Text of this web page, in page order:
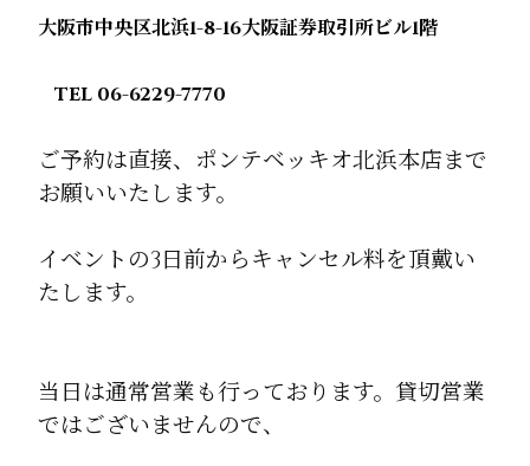
大阪市中央区北浜1-8-16大阪証券取引所ビル1階
TEL 06-6229-7770
ご予約は直接、ポンテベッキオ北浜本店まで
お願いいたします。
イベントの3日前からキャンセル料を頂戴い
たします。
当日は通常営業も行っております。貸切営業
ではございませんので、